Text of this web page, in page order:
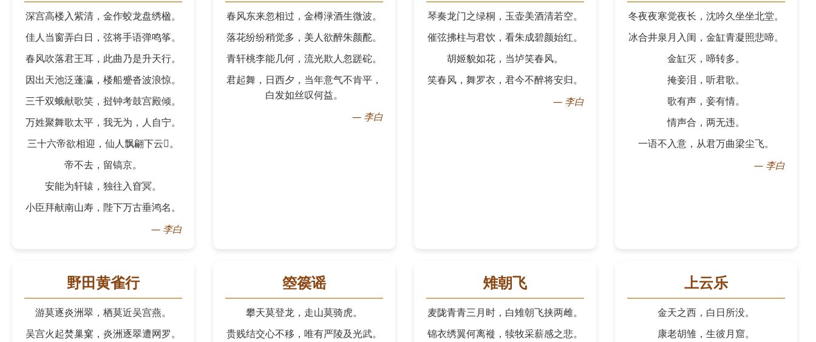
深宫高楼入紫清，金作蛟龙盘绣楹。
佳人当窗弄白日，弦将手语弹鸣筝。
春风吹落君王耳，此曲乃是升天行。
因出天池泛蓬瀛，楼船蹙沓波浪惊。
三千双蛾献歌笑，挝钟考鼓宫殿倾。
万姓聚舞歌太平，我无为，人自宁。
三十六帝欲相迎，仙人飘翩下云𫐌。
帝不去，留镐京。
安能为轩辕，独往入窅冥。
小臣拜献南山寿，陛下万古垂鸿名。
— 李白
春风东来忽相过，金樽渌酒生微波。
落花纷纷稍觉多，美人欲醉朱颜酡。
青轩桃李能几何，流光欺人忽蹉砣。
君起舞，日西夕，当年意气不肯平，
白发如丝叹何益。
— 李白
琴奏龙门之绿桐，玉壶美酒清若空。
催弦拂柱与君饮，看朱成碧颜始红。
胡姬貌如花，当垆笑春风。
笑春风，舞罗衣，君今不醉将安归。
— 李白
冬夜夜寒觉夜长，沈吟久坐坐北堂。
冰合井泉月入闺，金缸青凝照悲啼。
金缸灭，啼转多。
掩妾泪，听君歌。
歌有声，妾有情。
情声合，两无违。
一语不入意，从君万曲梁尘飞。
— 李白
野田黄雀行
游莫逐炎洲翠，栖莫近吴宫燕。
吴宫火起焚巢窠，炎洲逐翠遭网罗。
箜篌谣
攀天莫登龙，走山莫骑虎。
贵贱结交心不移，唯有严陵及光武。
雉朝飞
麦陇青青三月时，白雉朝飞挟两雌。
锦衣绣翼何离褷，犊牧采薪感之悲。
上云乐
金天之西，白日所没。
康老胡雏，生彼月窟。